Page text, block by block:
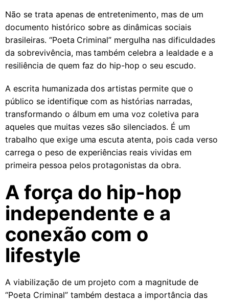
Não se trata apenas de entretenimento, mas de um
documento histórico sobre as dinâmicas sociais
brasileiras. “Poeta Criminal” mergulha nas dificuldades
da sobrevivência, mas também celebra a lealdade e a
resiliência de quem faz do hip-hop o seu escudo.
A escrita humanizada dos artistas permite que o
público se identifique com as histórias narradas,
transformando o álbum em uma voz coletiva para
aqueles que muitas vezes são silenciados. É um
trabalho que exige uma escuta atenta, pois cada verso
carrega o peso de experiências reais vividas em
primeira pessoa pelos protagonistas da obra.
A força do hip-hop
independente e a
conexão com o
lifestyle
A viabilização de um projeto com a magnitude de
“Poeta Criminal” também destaca a importância das